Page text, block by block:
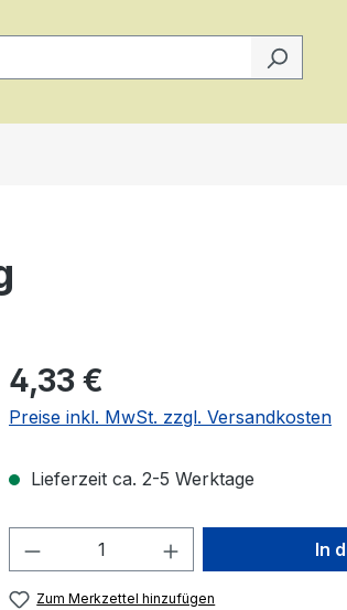
Regulärer Preis:
4,33 €
Preise inkl. MwSt. zzgl. Versandkosten
Lieferzeit ca. 2-5 Werktage
Produkt Anzahl: Gib den
In
Zum Merkzettel hinzufügen